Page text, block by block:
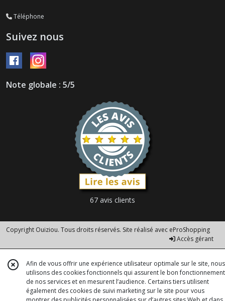
Téléphone
Suivez nous
Note globale : 5/5
67 avis clients
Copyright Ouiziou. Tous droits réservés. Site réalisé avec eProShopping
Accès gérant
Afin de vous offrir une expérience utilisateur optimale sur le site, nous
utilisons des cookies fonctionnels qui assurent le bon fonctionnement
de nos services et en mesurent l’audience. Certains tiers utilisent
également des cookies de suivi marketing sur le site pour vous